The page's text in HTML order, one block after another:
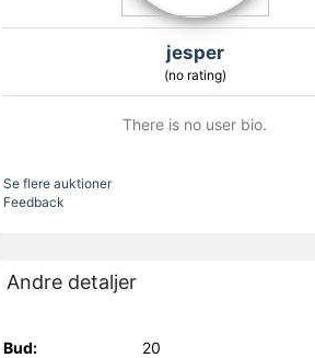
jesper
(no rating)
There is no user bio.
Se flere auktioner
Feedback
Andre detaljer
Bud:
20